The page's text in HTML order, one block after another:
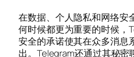
在数据、个人隐私和网络安
何时候都更为重要的时候，
安全的承诺使其在众多消息
出。Telegram还通过其秘密